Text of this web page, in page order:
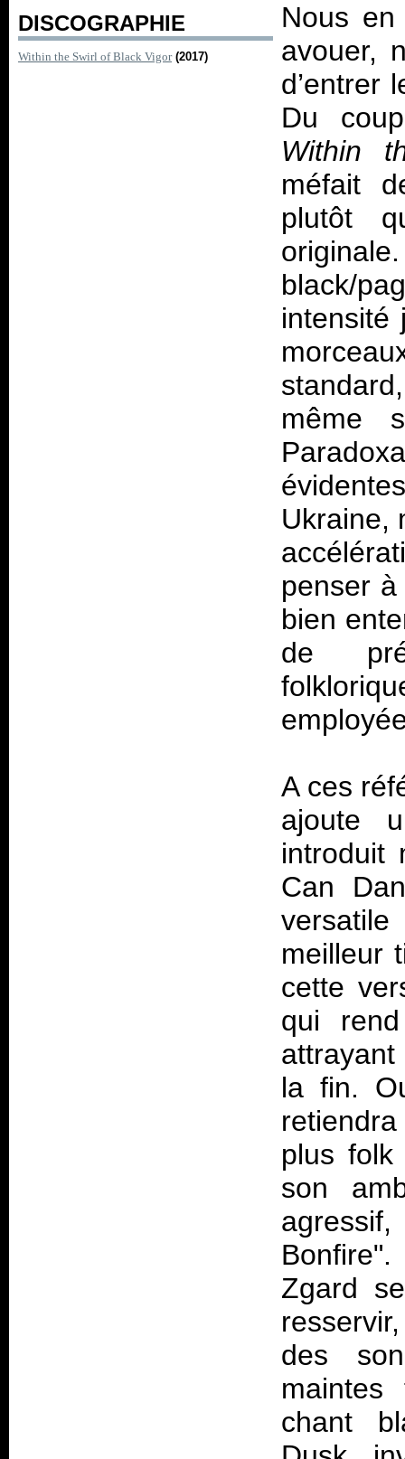
DISCOGRAPHIE
Within the Swirl of Black Vigor (2017)
Nous
avouer,
d’entrer
Du
Within
méfait
plutôt
black/
intensité
même
Ukraine,
penser
bien
de
A ces
ajoute
introduit
Can
meilleur
cette
qui
la fin.
plus
son
Zgard
des
chant